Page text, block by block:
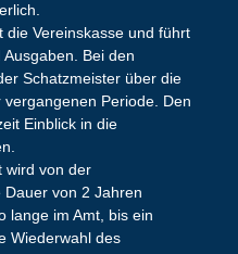
die Vereinskasse und führt
Bei den
Schatzmeister über die
Periode. Den
Einblick in die
wird von der
von 2 Jahren
lange im Amt, bis ein
Wiederwahl des